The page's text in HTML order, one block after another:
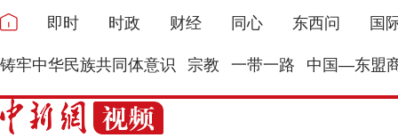
即时 时政 财经 同心 东西问 国
铸牢中华民族共同体意识 宗教 一带一路 中国—东盟